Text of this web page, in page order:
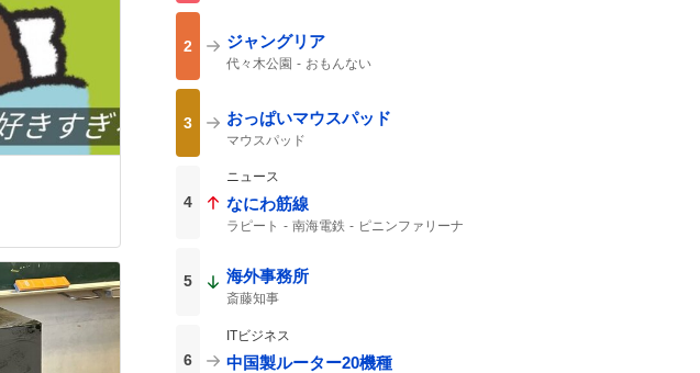
2 ジャングリア
代々木公園 おもんない
3 おっぱいマウスパッド
マウスパッド
4
ニュース
なにわ筋線
ラピート 南海電鉄 ピニンファリーナ
5 海外事務所
斎藤知事
6
ITビジネス
中国製ルーター20機種